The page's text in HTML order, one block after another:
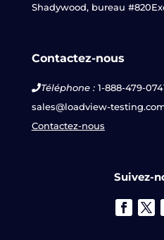
Shadywood, bureau #820
Contactez-nous
Téléphone :1-888-479-
sales@loadview-
Contactez-nous
Suivez-